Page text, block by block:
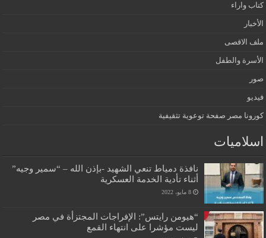
كتاب واراء
الأخبار
ملف الاقصى
الأسرة والطفل
صور
فيديو
كورونا مصر صفحة توعوية تثقيفية
اسلاميات
نافذة دمياط تنعي الشهيد -بإذن الله – “سمير وجيه”
أثناء تأدية الخدمة العسكرية
8 مايو، 2022
“هيومن رايتس”: الإفراجات المجتزأة في مصر
ليست مؤشرا على انتهاء القمع